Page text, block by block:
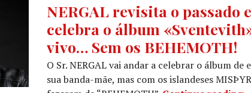
NERGAL revisita o passado e
celebra o álbum
vivo… Sem os BEHEMOTH!
O Sr. NERGAL vai andar a celebrar o álbum de
sua banda-mãe, mas com os islandeses